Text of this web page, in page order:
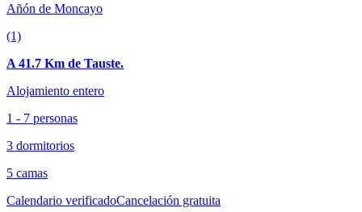
Añón de Moncayo
(1)
A 41.7 Km de Tauste.
Alojamiento entero
1 - 7 personas
3 dormitorios
5 camas
Calendario verificadoCancelación gratuita